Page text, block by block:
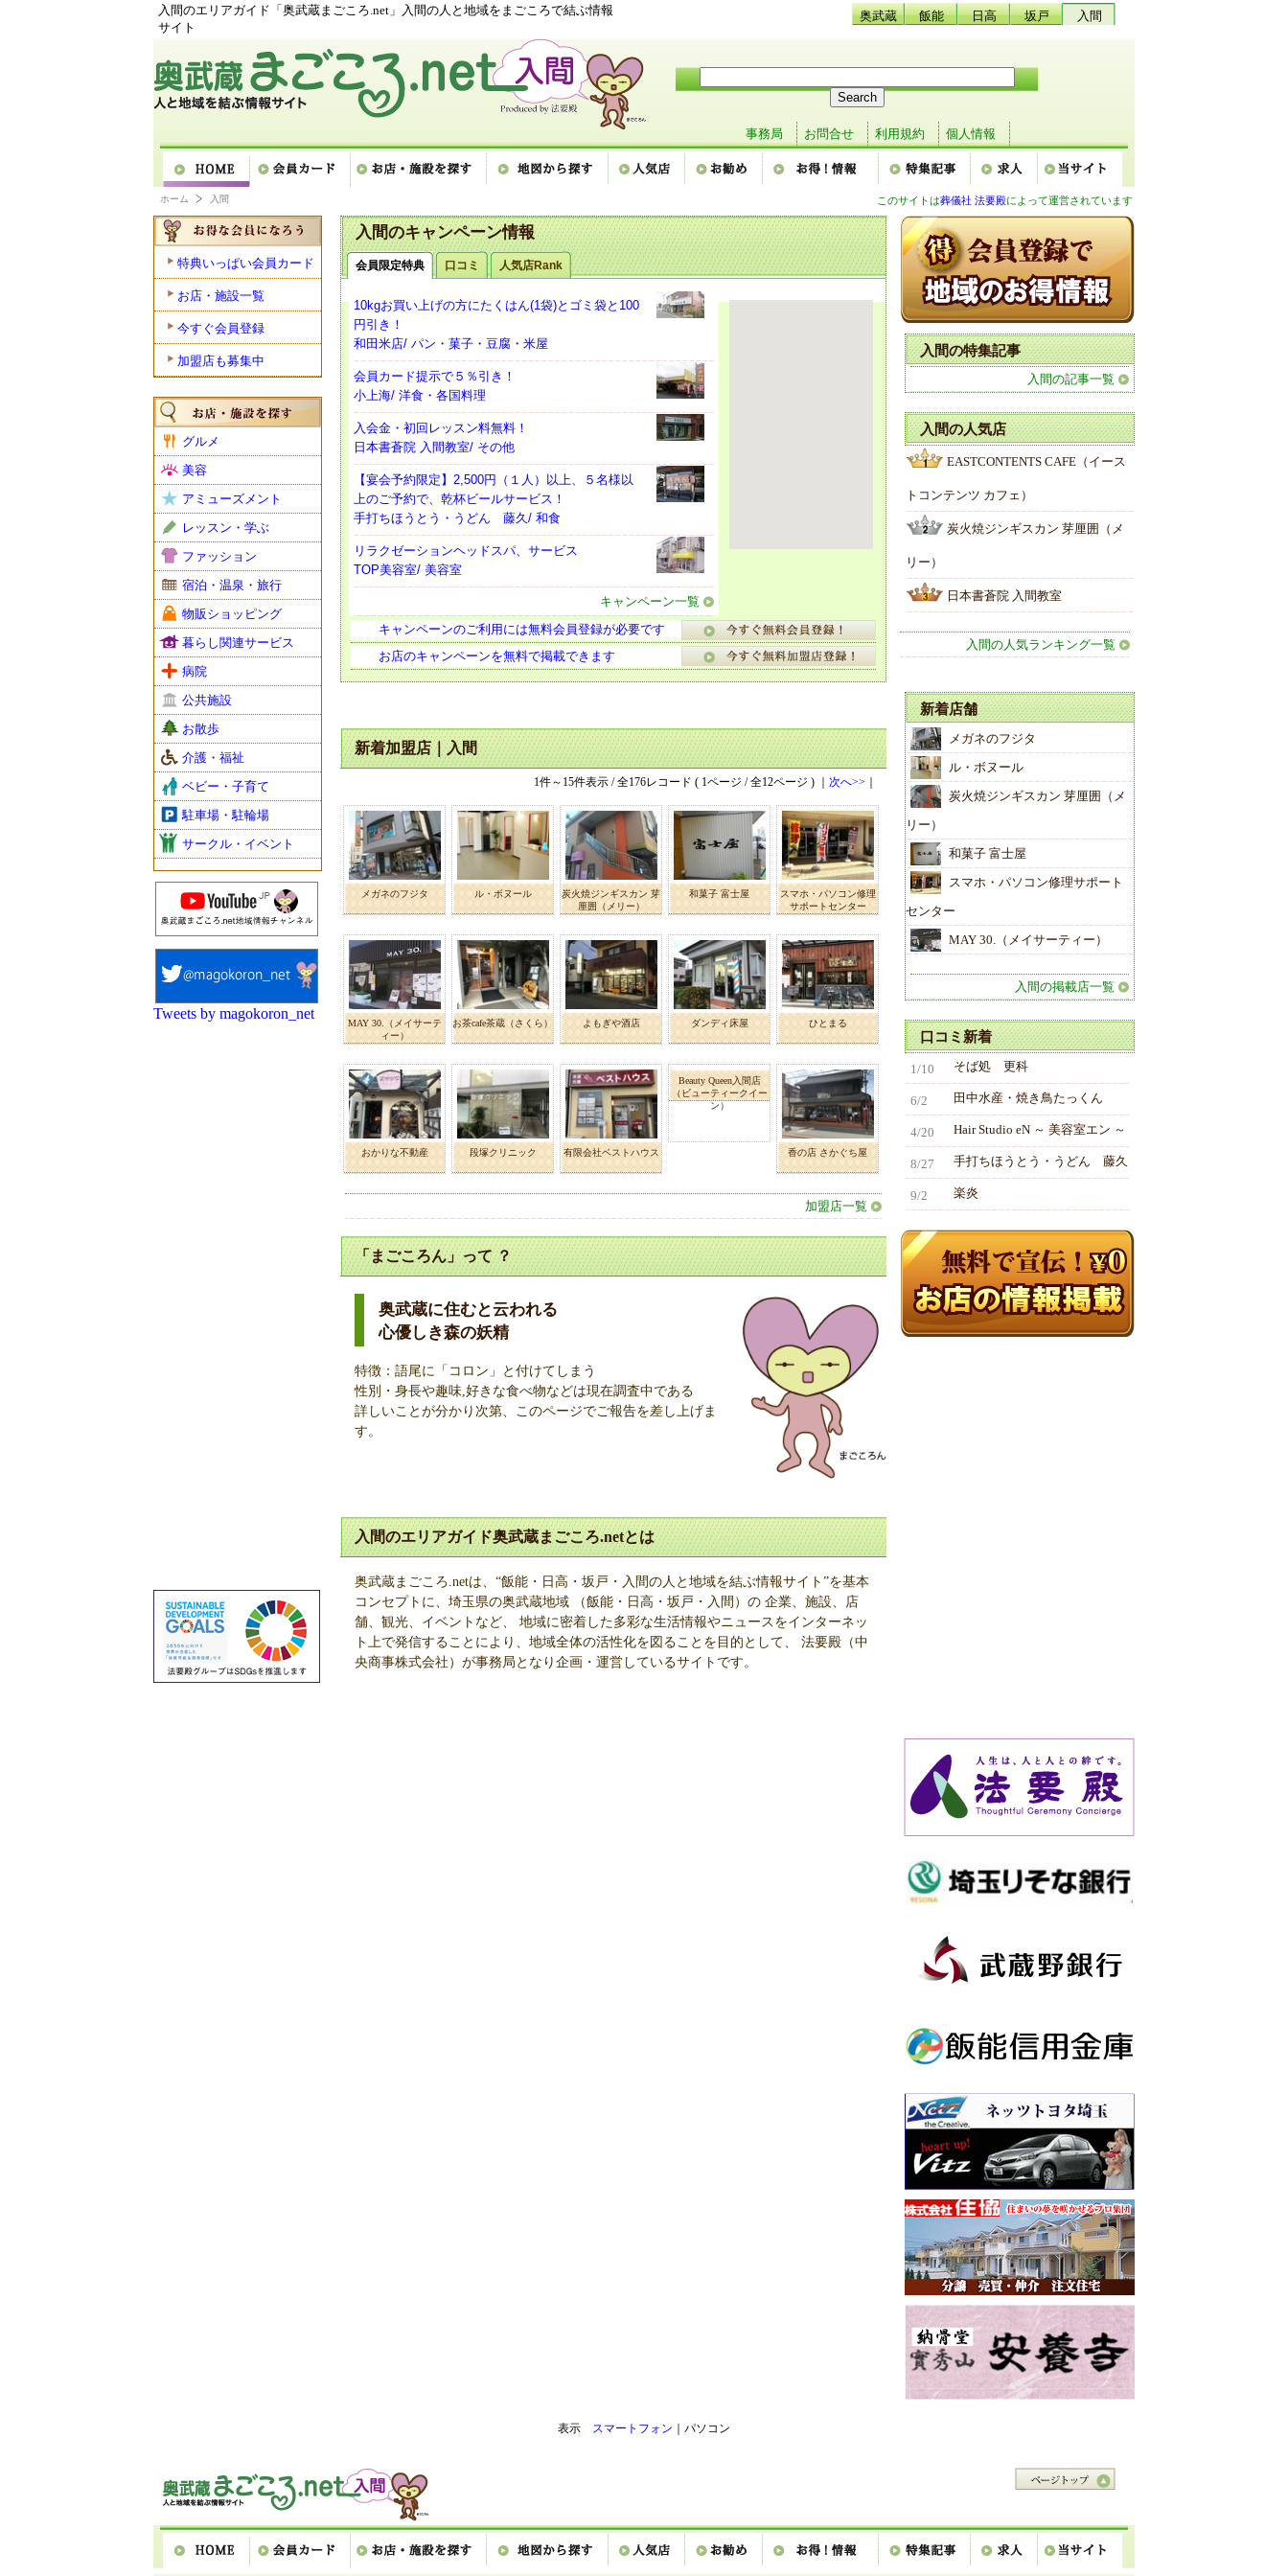
入間のエリアガイド「奥武蔵まごころ.net」入間の人と地域をまごころで結ぶ情報
サイト
奥武蔵 飯能 日高 坂戸 入間
事務局 お問合せ 利用規約 個人情報
ホーム 入間 このサイトは葬儀社 法要殿によって運営されています
特典いっぱい会員カード
お店・施設一覧
今すぐ会員登録
加盟店も募集中
グルメ
美容
アミューズメント
レッスン・学ぶ
ファッション
宿泊・温泉・旅行
物販ショッピング
暮らし関連サービス
病院
公共施設
お散歩
介護・福祉
ベビー・子育て
駐車場・駐輪場
サークル・イベント
Tweets by magokoron_net
入間のキャンペーン情報
会員限定特典 口コミ 人気店Rank
10kgお買い上げの方にたくはん(1袋)とゴミ袋と100
円引き！
和田米店/ パン・菓子・豆腐・米屋
会員カード提示で５％引き！
小上海/ 洋食・各国料理
入会金・初回レッスン料無料！
日本書蒼院 入間教室/ その他
【宴会予約限定】2,500円（１人）以上、５名様以
上のご予約で、乾杯ビールサービス！
手打ちほうとう・うどん 藤久/ 和食
リラクゼーションヘッドスパ、サービス
TOP美容室/ 美容室
キャンペーン一覧
キャンペーンのご利用には無料会員登録が必要です
お店のキャンペーンを無料で掲載できます
新着加盟店｜入間
1件～15件表示 / 全176レコード ( 1ページ / 全12ページ ) ｜ 次へ>>
メガネのフジタ ル・ボヌール
炭火焼ジンギスカン 芽
厘囲（メリー）
和菓子 富士屋
スマホ・パソコン修理
サポートセンター
MAY 30.（メイサーテ
ィー）
お茶cafe茶蔵（さくら） よもぎや酒店 ダンディ床屋 ひとまる
おかりな不動産 段塚クリニック 有限会社ベストハウス
Beauty Queen入間店
（ビューティークイー
ン）
香の店 さかぐち屋
加盟店一覧
「まごころん」って ？
奥武蔵に住むと云われる
心優しき森の妖精
特徴：語尾に「コロン」と付けてしまう
性別・身長や趣味,好きな食べ物などは現在調査中である
詳しいことが分かり次第、このページでご報告を差し上げま
す。
入間のエリアガイド奥武蔵まごころ.netとは
奥武蔵まごころ.netは、“飯能・日高・坂戸・入間の人と地域を結ぶ情報サイト”を基本
コンセプトに、埼玉県の奥武蔵地域 （飯能・日高・坂戸・入間）の 企業、施設、店
舗、観光、イベントなど、 地域に密着した多彩な生活情報やニュースをインターネッ
ト上で発信することにより、地域全体の活性化を図ることを目的として、 法要殿（中
央商事株式会社）が事務局となり企画・運営しているサイトです。
入間の特集記事
入間の記事一覧
入間の人気店
EASTCONTENTS CAFE（イース
トコンテンツ カフェ）
炭火焼ジンギスカン 芽厘囲（メ
リー）
日本書蒼院 入間教室
入間の人気ランキング一覧
新着店舗
メガネのフジタ
ル・ボヌール
炭火焼ジンギスカン 芽厘囲（メ
リー）
和菓子 富士屋
スマホ・パソコン修理サポート
センター
MAY 30.（メイサーティー）
入間の掲載店一覧
口コミ新着
1/10 そば処 更科
6/2 田中水産・焼き鳥たっくん
4/20 Hair Studio eN ～ 美容室エン ～
8/27 手打ちほうとう・うどん 藤久
9/2 楽炎
表示 スマートフォン ｜パソコン